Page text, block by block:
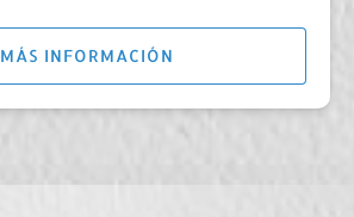
MÁS INFORMACIÓN